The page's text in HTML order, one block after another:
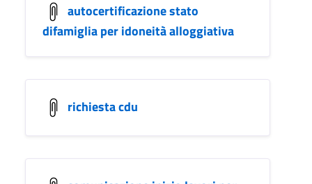
autocertificazione stato
difamiglia per idoneità alloggiativa
richiesta cdu